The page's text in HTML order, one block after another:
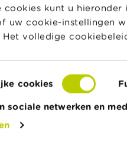
cookies kunt u
uw cookie-instellingen
volledige
cookies
sociale netwerken en
Digitaal loket
Administratieve
College van toezicht op